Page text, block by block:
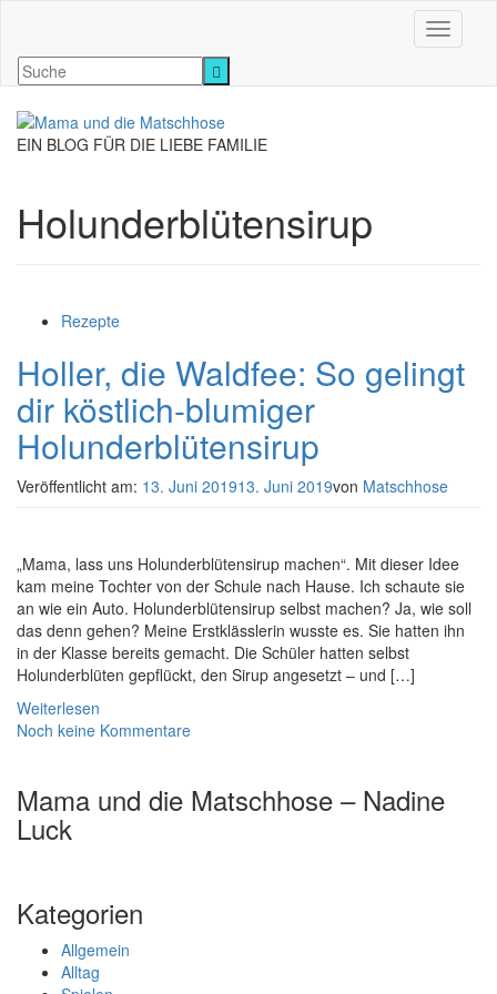
EIN BLOG FÜR DIE LIEBE FAMILIE
Holunderblütensirup
Rezepte
Holler, die Waldfee: So gelingt
dir köstlich-blumiger
Holunderblütensirup
Veröffentlicht am: 13. Juni 201913. Juni 2019von Matschhose
„Mama, lass uns Holunderblütensirup machen“. Mit dieser Idee
kam meine Tochter von der Schule nach Hause. Ich schaute sie
an wie ein Auto. Holunderblütensirup selbst machen? Ja, wie soll
das denn gehen? Meine Erstklässlerin wusste es. Sie hatten ihn
in der Klasse bereits gemacht. Die Schüler hatten selbst
Holunderblüten gepflückt, den Sirup angesetzt – und […]
Weiterlesen
Noch keine Kommentare
Mama und die Matschhose – Nadine
Luck
Kategorien
Allgemein
Alltag